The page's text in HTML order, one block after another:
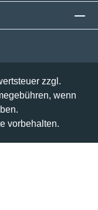
zzgl.
wenn
vorbehalten.